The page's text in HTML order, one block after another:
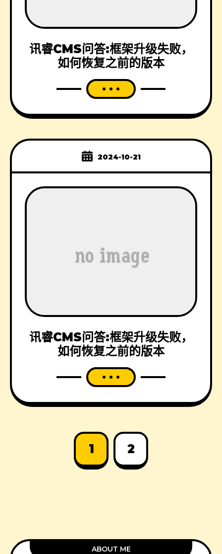
讯睿CMS问答:框架升级失败，
如何恢复之前的版本
2024-10-21
讯睿CMS问答:框架升级失败，
如何恢复之前的版本
1 2
ABOUT ME